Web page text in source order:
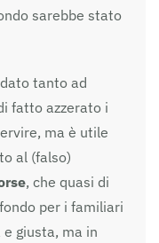
sarebbe stato
tanto ad
fatto azzerato i
ma è utile
al (falso)
, che quasi di
per i familiari
giusta, ma in